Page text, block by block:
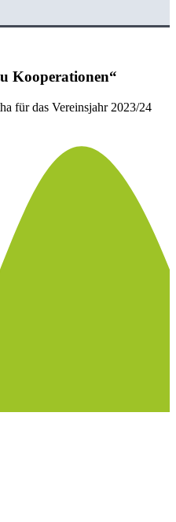
Kooperationen“
für das Vereinsjahr 2023/24